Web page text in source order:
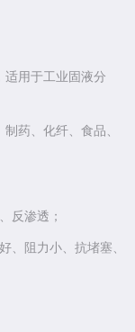
适用于工业固液分
药、化纤、食品、
反渗透；
、阻力小、抗堵塞、